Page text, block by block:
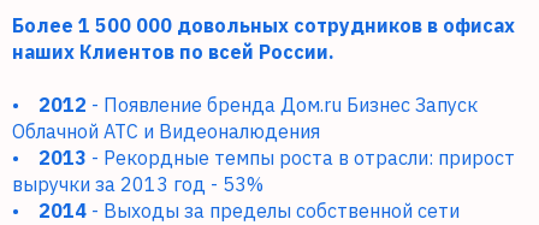
Более 1 500 000 довольных сотрудников в офисах
наших Клиентов по всей России.
• 2012 - Появление бренда Дом.ru Бизнес Запуск
Облачной АТС и Видеоналюдения
• 2013 - Рекордные темпы роста в отрасли: прирост
выручки за 2013 год - 53%
• 2014 - Выходы за пределы собственной сети